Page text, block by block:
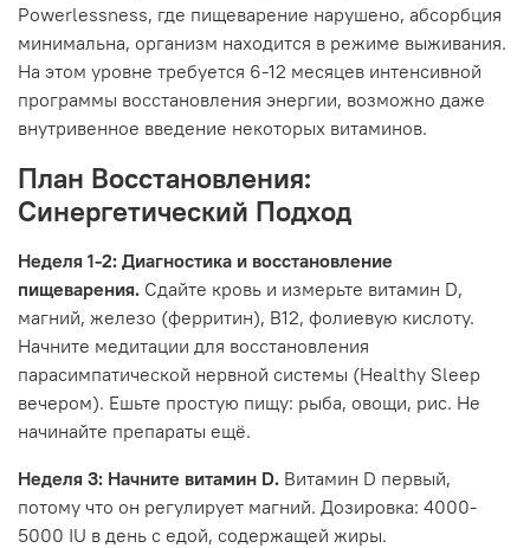
Powerlessness, где пищеварение нарушено, абсорбция
минимальна, организм находится в режиме выживания.
На этом уровне требуется 6-12 месяцев интенсивной
программы восстановления энергии, возможно даже
внутривенное введение некоторых витаминов.
План Восстановления:
Синергетический Подход
Неделя 1-2: Диагностика и восстановление
пищеварения. Сдайте кровь и измерьте витамин D,
магний, железо (ферритин), B12, фолиевую кислоту.
Начните медитации для восстановления
парасимпатической нервной системы (Healthy Sleep
вечером). Ешьте простую пищу: рыба, овощи, рис. Не
начинайте препараты ещё.
Неделя 3: Начните витамин D. Витамин D первый,
потому что он регулирует магний. Дозировка: 4000-
5000 IU в день с едой, содержащей жиры.